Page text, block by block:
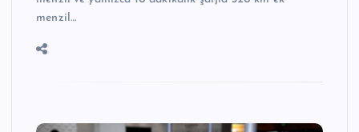
menzil…